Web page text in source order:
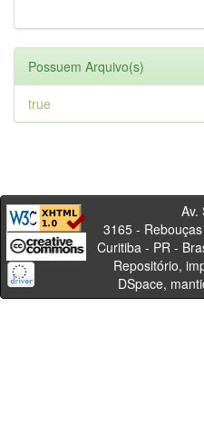
Possuem Arquivo(s)
true
Av. Sete
3165 -
Curitiba -
Repositório,
DSpace,